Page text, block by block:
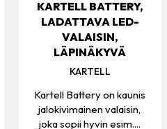
KARTELL BATTERY,
LADATTAVA LED-
VALAISIN,
LÄPINÄKYVÄ
KARTELL
Kartell Battery on kaunis
jalokivimainen valaisin,
joka sopii hyvin esim....